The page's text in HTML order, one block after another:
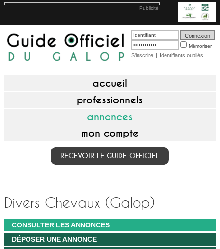
Publicité
Mémoriser
S'inscrire | Identifiants oubliés
accueil
professionnels
annonces
mon compte
RECEVOIR LE GUIDE OFFICIEL
Divers Chevaux (Galop)
CONSULTER LES ANNONCES
DÉPOSER UNE ANNONCE